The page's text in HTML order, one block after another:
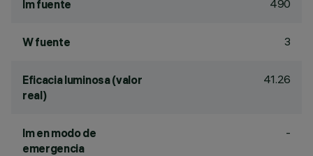
lm fuente 490
W fuente 3
Eficacia luminosa (valor
real)
41.26
lm en modo de
emergencia
-